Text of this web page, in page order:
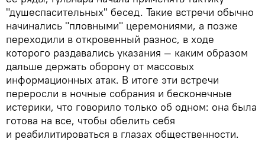
"душеспасительных" бесед. Такие встречи обычно
начинались "пловными" церемониями, а позже
переходили в откровенный разнос, в ходе
которого раздавались указания — каким образом
дальше держать оборону от массовых
информационных атак. В итоге эти встречи
переросли в ночные собрания и бесконечные
истерики, что говорило только об одном: она была
готова на все, чтобы обелить себя
и реабилитироваться в глазах общественности.